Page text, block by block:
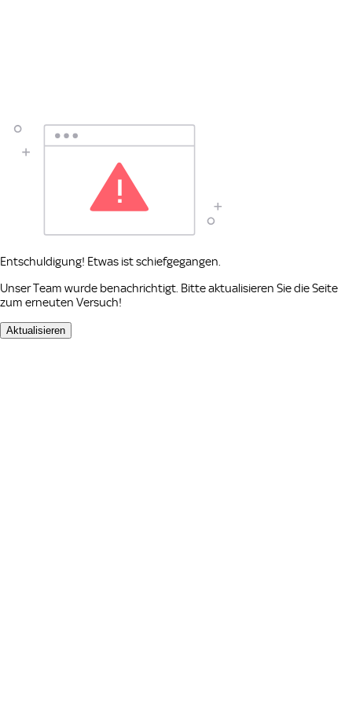
Entschuldigung! Etwas ist schiefgegangen.
Unser Team wurde benachrichtigt. Bitte aktualisieren Sie die Seite
zum erneuten Versuch!
Aktualisieren